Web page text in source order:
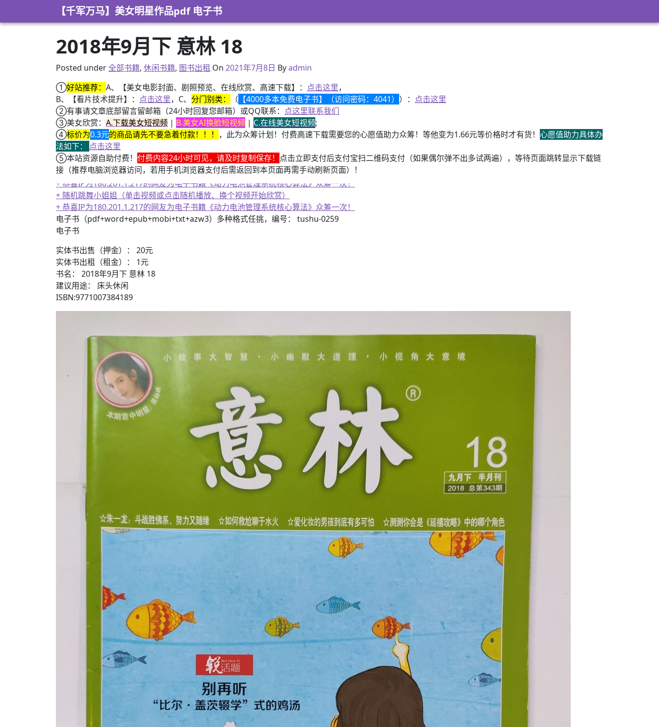
【千军万马】美女明星作品pdf 电子书
2018年9月下 意林 18
Posted under全部书籍, 休闲书籍, 图书出租 On 2021年2月28日
2021年7月8日 Byadmin
①好站推荐： A、【美女电影封面、剧照预览、在线欣赏、高速下载】： 点击这里，
B、【看片技术提升】： 点击这里，C、 分门别类： （ 【4000多本免费电子书】（访问密码：4041） ）： 点击这里
②有事请文章底部留言留邮箱（24小时回复您邮箱）或QQ联系： 点这里联系我们
③美女欣赏： A.下载美女短视频 | B.美女AI换脸短视频 | C.在线美女短视频;
④标价为0.3元的商品请先不要急着付款！！！ ，此为众筹计划！付费高速下载需要您的心愿值助力众筹！等他变为1.66元等价格时才有货！ 心愿值助力具体办
法如下： 点击这里
⑤本站资源自助付费！ 付费内容24小时可见，请及时复制保存！ 点击立即支付后支付宝扫二维码支付（如果偶尔弹不出多试两遍），等待页面跳转显示下载链
接（推荐电脑浏览器访问，若用手机浏览器支付后需返回到本页面再需手动刷新页面）！
+ 恭喜IP为180.201.1.217的网友为电子书籍《动力电池管理系统核心算法》众筹一次！
+ 随机跳舞小姐姐（单击视频或点击随机播放、换个视频开始欣赏）
+ 恭喜IP为180.201.1.217的网友为电子书籍《动力电池管理系统核心算法》众筹一次！
电子书（pdf+word+epub+mobi+txt+azw3）多种格式任挑，编号： tushu-0259
电子书
实体书出售（押金）： 20元
实体书出租（租金）： 1元
书名： 2018年9月下 意林 18
建议用途： 床头休闲
ISBN:9771007384189